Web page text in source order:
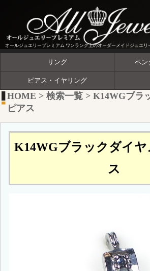
オールジュエリープレミアム ワンランク上のオーダーメイドジュエリ
リング ペン
ピアス・イヤリング
HOME > 検索一覧 > K14WGブラ
ピアス
K14WGブラックダイ
ス